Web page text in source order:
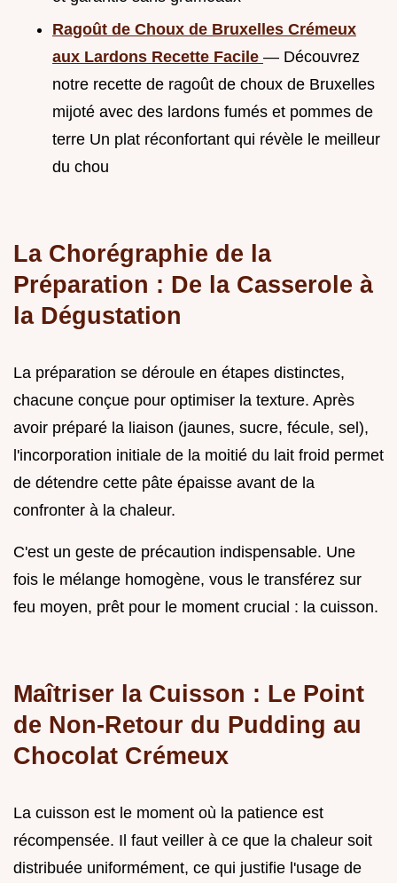
Ragoût de Choux de Bruxelles Crémeux
aux Lardons Recette Facile — Découvrez
notre recette de ragoût de choux de Bruxelles
mijoté avec des lardons fumés et pommes de
terre Un plat réconfortant qui révèle le meilleur
du chou
La Chorégraphie de la
Préparation : De la Casserole à
la Dégustation
La préparation se déroule en étapes distinctes,
chacune conçue pour optimiser la texture. Après
avoir préparé la liaison (jaunes, sucre, fécule, sel),
l'incorporation initiale de la moitié du lait froid permet
de détendre cette pâte épaisse avant de la
confronter à la chaleur.
C'est un geste de précaution indispensable. Une
fois le mélange homogène, vous le transférez sur
feu moyen, prêt pour le moment crucial : la cuisson.
Maîtriser la Cuisson : Le Point
de Non-Retour du Pudding au
Chocolat Crémeux
La cuisson est le moment où la patience est
récompensée. Il faut veiller à ce que la chaleur soit
distribuée uniformément, ce qui justifie l'usage de